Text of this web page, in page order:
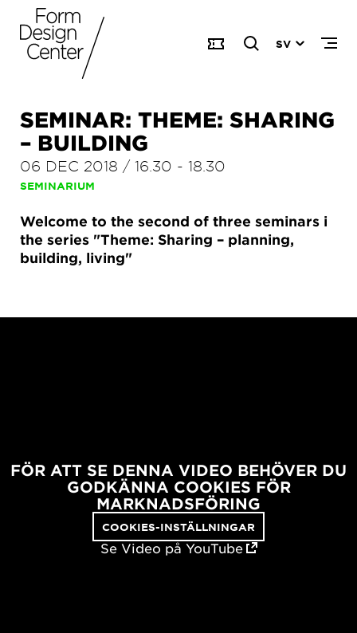
SV
SEMINAR: THEME: SHARING
– BUILDING
06 DEC 2018 / 16.30 - 18.30
SEMINARIUM
Welcome to the second of three seminars i
the series "Theme: Sharing – planning,
building, living"
FÖR ATT SE DENNA VIDEO BEHÖVER DU
GODKÄNNA COOKIES FÖR
MARKNADSFÖRING
COOKIES-INSTÄLLNINGAR
Se Video på YouTube